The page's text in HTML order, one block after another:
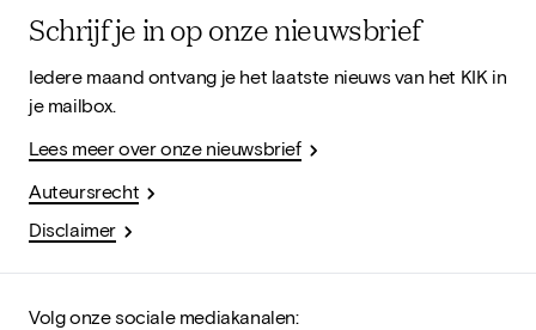
Schrijf je in op onze nieuwsbrief
Iedere maand ontvang je het laatste nieuws van het KIK in
je mailbox.
Lees meer over onze nieuwsbrief
Auteursrecht
Disclaimer
Volg onze sociale mediakanalen: